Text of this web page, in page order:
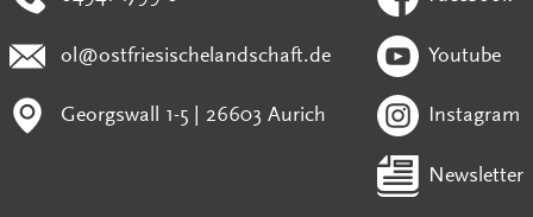
ol@ostfriesischelandschaft.de
Georgswall 1-5 | 26603 Aurich
Youtube
Instagram
Newsletter